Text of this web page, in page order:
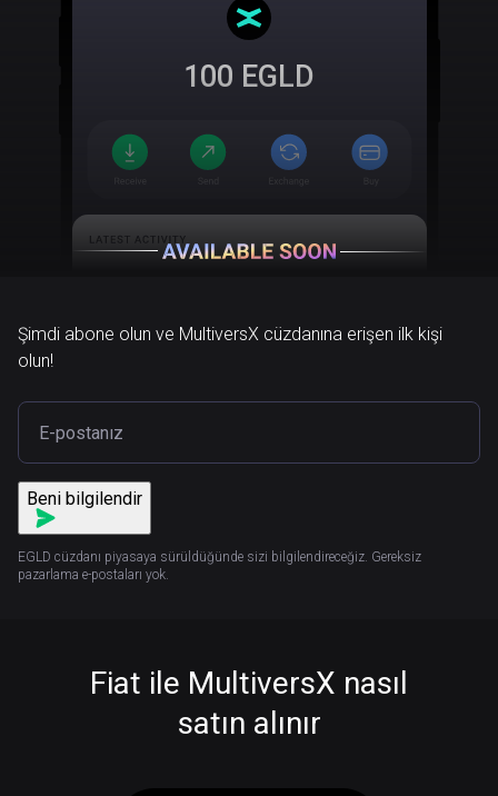
100 EGLD
Şimdi abone olun ve MultiversX cüzdanına erişen ilk kişi
olun!
Beni bilgilendir
EGLD cüzdanı piyasaya sürüldüğünde sizi bilgilendireceğiz. Gereksiz
pazarlama e-postaları yok.
Fiat ile MultiversX nasıl
satın alınır